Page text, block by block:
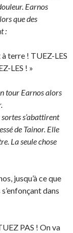
Earnos
que des
:
terre ! TUEZ-LES
LES ! »
tour Earnos alors
s’abattirent
de Tainor. Elle
La seule chose
jusqu’à ce que
dans
PAS ! On va